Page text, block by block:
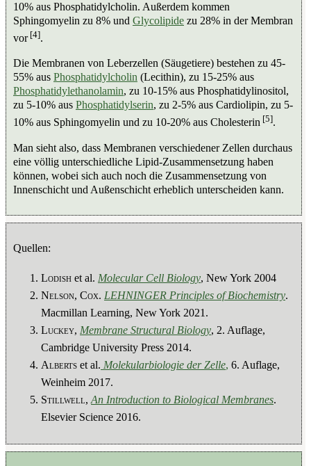
10% aus Phosphatidylcholin. Außerdem kommen
Sphingomyelin zu 8% und Glycolipide zu 28% in der Membran
vor[4].
Die Membranen von Leberzellen (Säugetiere) bestehen zu 45-
55% aus Phosphatidylcholin (Lecithin), zu 15-25% aus
Phosphatidylethanolamin, zu 10-15% aus Phosphatidylinositol,
zu 5-10% aus Phosphatidylserin, zu 2-5% aus Cardiolipin, zu 5-
10% aus Sphingomyelin und zu 10-20% aus Cholesterin [5].
Man sieht also, dass Membranen verschiedener Zellen durchaus
eine völlig unterschiedliche Lipid-Zusammensetzung haben
können, wobei sich auch noch die Zusammensetzung von
Innenschicht und Außenschicht erheblich unterscheiden kann.
Quellen:
Lodish et al. Molecular Cell Biology, New York 2004
Nelson, Cox. LEHNINGER Principles of Biochemistry.
Macmillan Learning, New York 2021.
Luckey, Membrane Structural Biology, 2. Auflage,
Cambridge University Press 2014.
Alberts et al. Molekularbiologie der Zelle, 6. Auflage,
Weinheim 2017.
Stillwell, An Introduction to Biological Membranes.
Elsevier Science 2016.